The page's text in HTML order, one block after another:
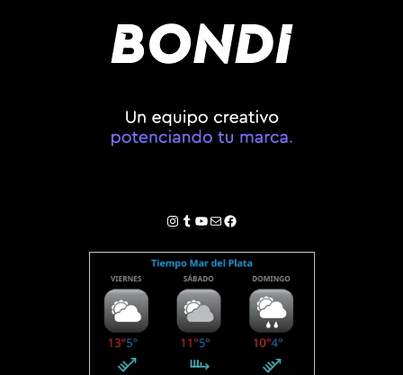
Instagram
Tumblr
YouTube
Correo electrónico
Facebook